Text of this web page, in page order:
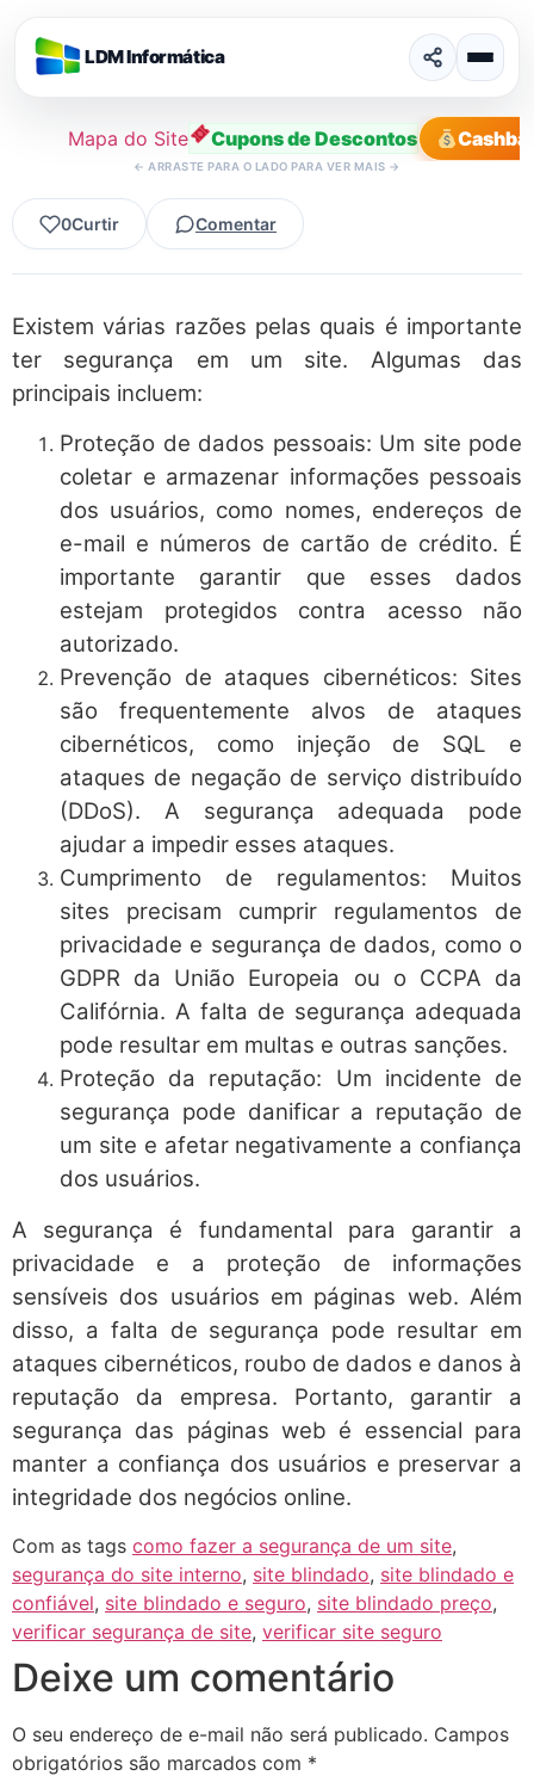
LDM Informática
Mapa do Site Cupons de Descontos
← ARRASTE PARA O LADO PARA VER MAIS →
para
0Curtir Comentar
Existem várias razões pelas quais é importante
ter segurança em um site. Algumas das
principais incluem:
Proteção de dados pessoais: Um site pode
coletar e armazenar informações pessoais
dos usuários, como nomes, endereços de
e-mail e números de cartão de crédito. É
importante garantir que esses dados
estejam protegidos contra acesso não
autorizado.
Prevenção de ataques cibernéticos: Sites
são frequentemente alvos de ataques
cibernéticos, como injeção de SQL e
ataques de negação de serviço distribuído
(DDoS). A segurança adequada pode
ajudar a impedir esses ataques.
Cumprimento de regulamentos: Muitos
sites precisam cumprir regulamentos de
privacidade e segurança de dados, como o
GDPR da União Europeia ou o CCPA da
Califórnia. A falta de segurança adequada
pode resultar em multas e outras sanções.
Proteção da reputação: Um incidente de
segurança pode danificar a reputação de
um site e afetar negativamente a confiança
dos usuários.
A segurança é fundamental para garantir a
privacidade e a proteção de informações
sensíveis dos usuários em páginas web. Além
disso, a falta de segurança pode resultar em
ataques cibernéticos, roubo de dados e danos à
reputação da empresa. Portanto, garantir a
segurança das páginas web é essencial para
manter a confiança dos usuários e preservar a
integridade dos negócios online.
Com as tags como fazer a segurança de um site,
segurança do site interno, site blindado, site blindado e
confiável, site blindado e seguro, site blindado preço,
verificar segurança de site, verificar site seguro
Deixe um comentário
O seu endereço de e-mail não será publicado. Campos
obrigatórios são marcados com *